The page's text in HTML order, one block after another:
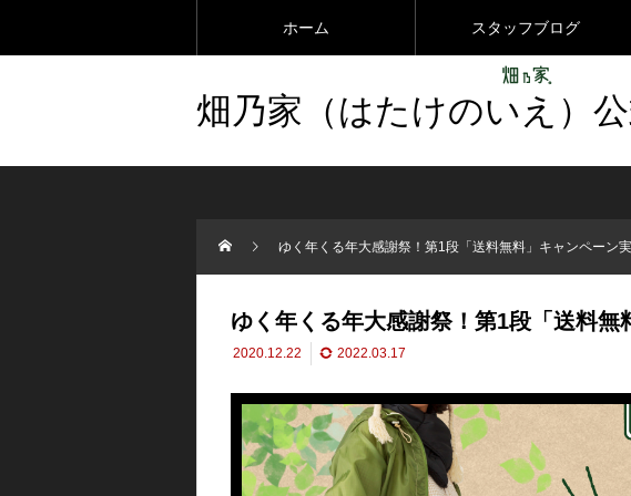
ホーム スタッフブログ
畑乃家（はたけのいえ）
ゆく年くる年大感謝祭！第1段「送料無料」キャンペーン
ゆく年くる年大感謝祭！第1段「送料無
2020.12.22 2022.03.17